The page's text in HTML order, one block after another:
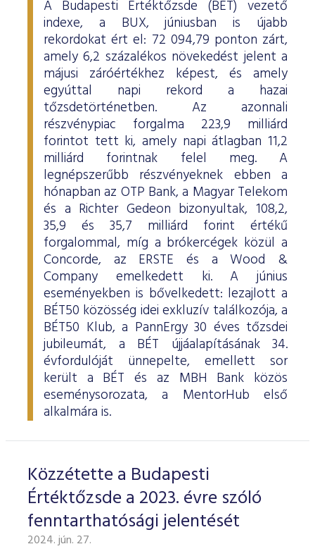
A Budapesti Értéktőzsde (BÉT) vezető
indexe, a BUX, júniusban is újabb
rekordokat ért el: 72 094,79 ponton zárt,
amely 6,2 százalékos növekedést jelent a
májusi záróértékhez képest, és amely
egyúttal napi rekord a hazai
tőzsdetörténetben. Az azonnali
részvénypiac forgalma 223,9 milliárd
forintot tett ki, amely napi átlagban 11,2
milliárd forintnak felel meg. A
legnépszerűbb részvényeknek ebben a
hónapban az OTP Bank, a Magyar Telekom
és a Richter Gedeon bizonyultak, 108,2,
35,9 és 35,7 milliárd forint értékű
forgalommal, míg a brókercégek közül a
Concorde, az ERSTE és a Wood &
Company emelkedett ki. A június
eseményekben is bővelkedett: lezajlott a
BÉT50 közösség idei exkluzív találkozója, a
BÉT50 Klub, a PannErgy 30 éves tőzsdei
jubileumát, a BÉT újjáalapításának 34.
évfordulóját ünnepelte, emellett sor
került a BÉT és az MBH Bank közös
eseménysorozata, a MentorHub első
alkalmára is.
Közzétette a Budapesti
Értéktőzsde a 2023. évre szóló
fenntarthatósági jelentését
2024. jún. 27.